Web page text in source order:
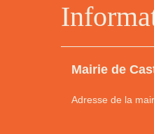
Mairie de
Adresse de la